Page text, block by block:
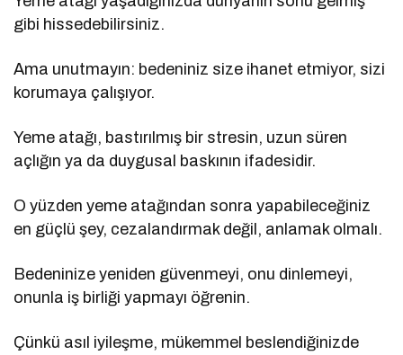
gibi hissedebilirsiniz.
Ama unutmayın: bedeniniz size ihanet etmiyor, sizi
korumaya çalışıyor.
Yeme atağı, bastırılmış bir stresin, uzun süren
açlığın ya da duygusal baskının ifadesidir.
O yüzden yeme atağından sonra yapabileceğiniz
en güçlü şey, cezalandırmak değil, anlamak olmalı.
Bedeninize yeniden güvenmeyi, onu dinlemeyi,
onunla iş birliği yapmayı öğrenin.
Çünkü asıl iyileşme, mükemmel beslendiğinizde